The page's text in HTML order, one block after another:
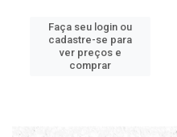
Faça seu login ou
cadastre-se para
ver preços e
comprar